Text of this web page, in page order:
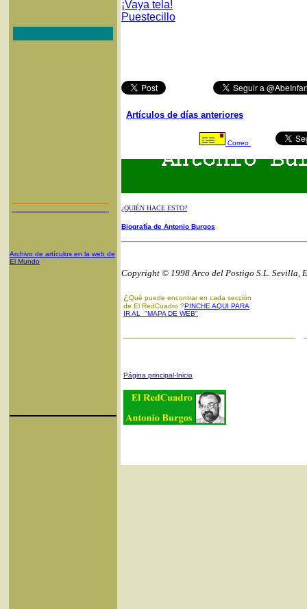
Archivo de artículos en la web de
El Mundo
¡Vaya tela!
Puestecillo
Artículos de días anteriores
Correo
¿QUIÉN HACE ESTO?
Biografía de Antonio Burgos
Copyright © 1998 Arco del Postigo S.L. Sevilla,
¿ Qué puede encontrar en cada sección
de El RedCuadro ?PINCHE AQUI PARA
IR AL "MAPA DE WEB"
Página principal-Inicio